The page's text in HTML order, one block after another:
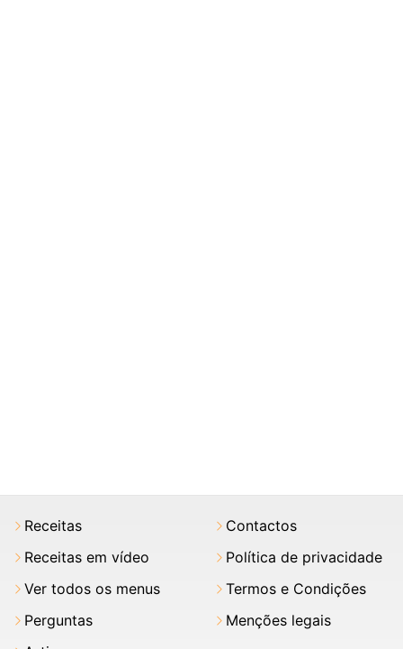
Receitas
Receitas em vídeo
Ver todos os menus
Perguntas
Contactos
Política de privacidade
Termos e Condições
Menções legais